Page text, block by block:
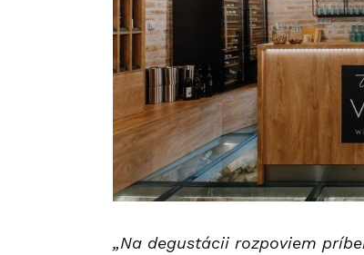
„Na degustácii rozpoviem